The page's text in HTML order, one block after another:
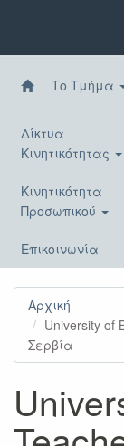
περιεχόμενο
Το Τμήμα
Δίκτυα
Κινητικότητας
Κινητικότητα
Προσωπικού
Επικοινωνία
Αρχική
University of
Σερβία